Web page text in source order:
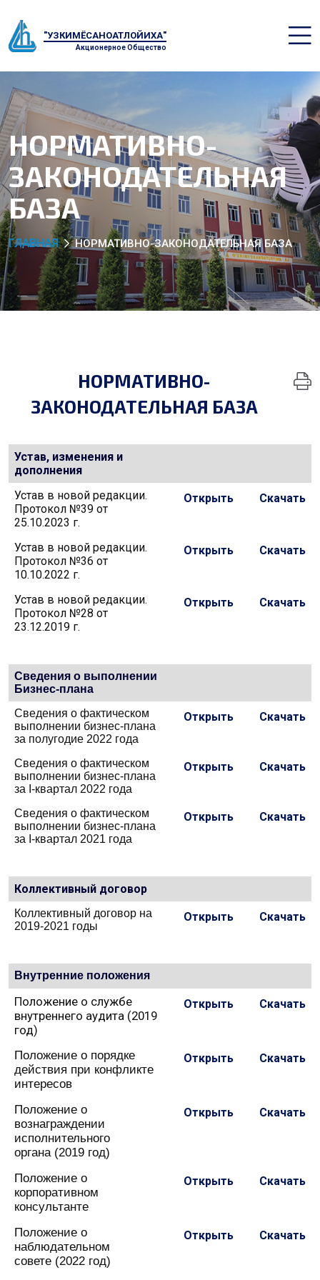
"УЗКИМЁСАНОАТЛОЙИХА"
Акционерное Общество
НОРМАТИВНО-
ЗАКОНОДАТЕЛЬНАЯ
БАЗА
ГЛАВНАЯ НОРМАТИВНО-ЗАКОНОДАТЕЛЬНАЯ БАЗА
НОРМАТИВНО-
ЗАКОНОДАТЕЛЬНАЯ БАЗА
Устав, изменения и
дополнения
Устав в новой редакции.
Протокол №39 от
25.10.2023 г.
Открыть Скачать
Устав в новой редакции.
Протокол №36 от
10.10.2022 г.
Открыть Скачать
Устав в новой редакции.
Протокол №28 от
23.12.2019 г.
Открыть Скачать
Cведения о выполнении
Бизнес-плана
Сведения о фактическом
выполнении бизнес-плана
за полугодие 2022 года
Открыть Скачать
Сведения о фактическом
выполнении бизнес-плана
за I-квартал 2022 года
Открыть Скачать
Сведения о фактическом
выполнении бизнес-плана
за I-квартал 2021 года
Открыть Скачать
Коллективный договор
Коллективный договор на
2019-2021 годы
Открыть Скачать
Внутренние положения
Положение о службе
внутреннего аудита (2019
год)
Открыть Скачать
Положение о порядке
действия при конфликте
интересов
Открыть Скачать
Положение о
вознаграждении
исполнительного
органа (2019 год)
Открыть Скачать
Положение о
корпоративном
консультанте
Открыть Скачать
Положение о
наблюдательном
совете (2022 год)
Открыть Скачать